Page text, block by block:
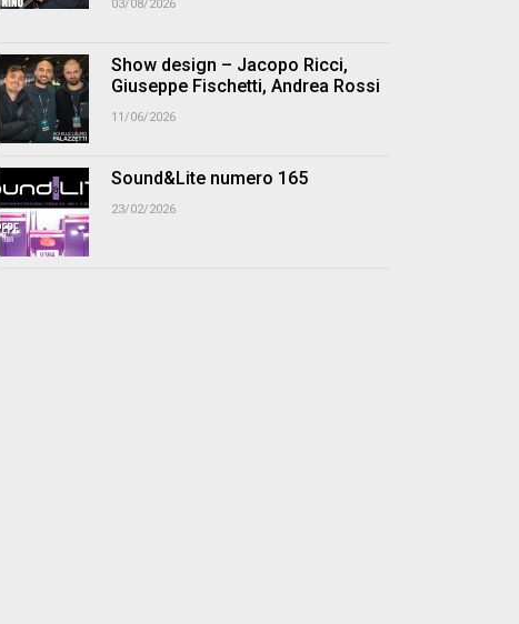
03/08/2026
Show design – Jacopo Ricci,
Giuseppe Fischetti, Andrea Rossi
11/06/2026
Sound&Lite numero 165
23/02/2026